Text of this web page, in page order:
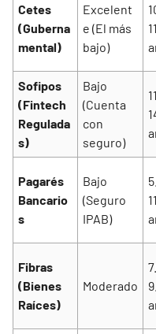
Cetes
(Guberna
mental)
Excelent
e (El más
bajo)
Sofipos
(Fintech
Regulada
s)
Bajo
(Cuenta
con
seguro)
Pagarés
Bancario
s
Bajo
(Seguro
IPAB)
Fibras
(Bienes
Raíces)
Moderado